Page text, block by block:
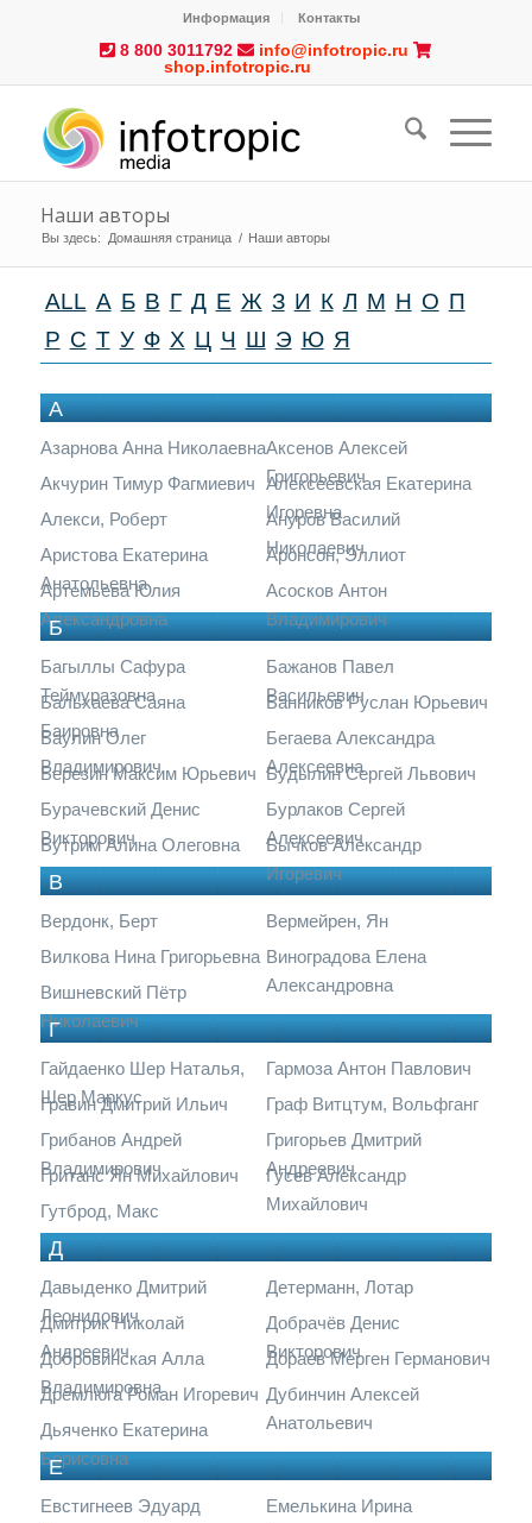
Информация Контакты
8 800 3011792
info@infotropic.ru
shop.infotropic.ru
Наши авторы
Вы здесь: Домашняя страница / Наши авторы
ALL А Б В Г Д Е Ж З И К Л М Н О П
Р С Т У Ф Х Ц Ч Ш Э Ю Я
А
Азарнова Анна НиколаевнаАксенов Алексей
Григорьевич
Акчурин Тимур Фагмиевич Алексеевская Екатерина
Игоревна
Алекси, Роберт
Ануров Василий
Николаевич
Аристова Екатерина
Анатольевна
Аронсон, Эллиот
Артемьева Юлия
Александровна
Асосков Антон
Владимирович
Б
Багыллы Сафура
Теймуразовна
Бажанов Павел
Васильевич
Бальхаева Саяна
Баировна
Банников Руслан Юрьевич
Баулин Олег
Владимирович
Бегаева Александра
Алексеевна
Березин Максим Юрьевич Будылин Сергей Львович
Бурачевский Денис
Викторович
Бурлаков Сергей
Алексеевич
Бутрим Алина Олеговна
Бычков Александр
Игоревич
В
Вердонк, Берт
Вермейрен, Ян
Вилкова Нина Григорьевна Виноградова Елена
Александровна
Вишневский Пётр
Николаевич
Г
Гайдаенко Шер Наталья,
Шер Маркус
Гармоза Антон Павлович
Гравин Дмитрий Ильич
Граф Витцтум, Вольфганг
Грибанов Андрей
Владимирович
Григорьев Дмитрий
Андреевич
Гританс Ян Михайлович
Гусев Александр
Михайлович
Гутброд, Макс
Д
Давыденко Дмитрий
Леонидович
Детерманн, Лотар
Дмитрик Николай
Андреевич
Добрачёв Денис
Викторович
Добровинская Алла
Владимировна
Дораев Мерген Германович
Дремлюга Роман Игоревич Дубинчин Алексей
Анатольевич
Дьяченко Екатерина
Борисовна
Е
Евстигнеев Эдуард
Емелькина Ирина